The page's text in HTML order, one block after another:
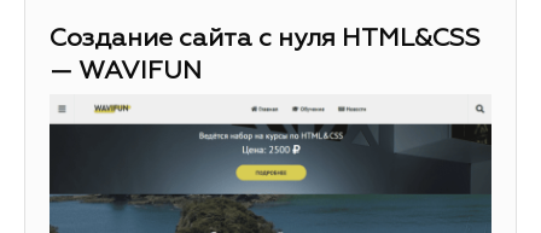
Создание сайта с нуля HTML&CSS
— WAVIFUN